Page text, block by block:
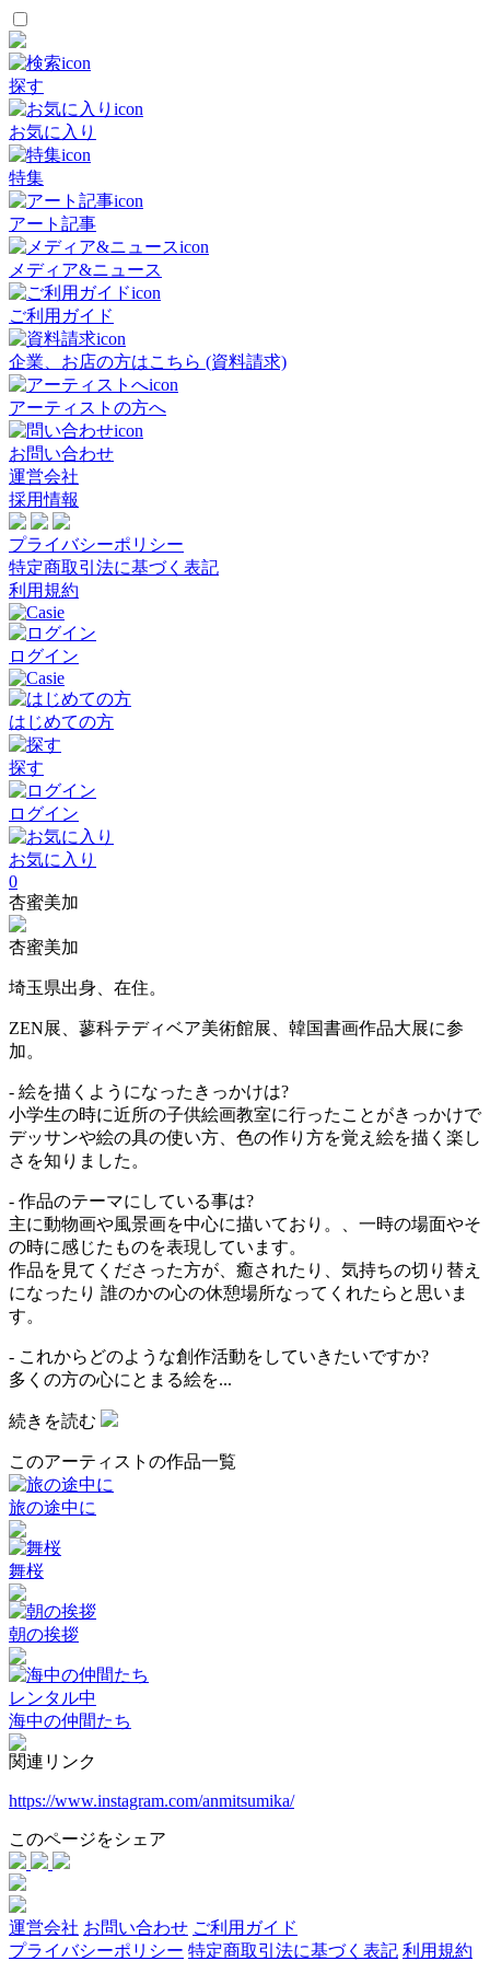
探す
お気に入り
特集
アート記事
メディア&ニュース
ご利用ガイド
企業、お店の方はこちら (資料請求)
アーティストの方へ
お問い合わせ
運営会社
採用情報
プライバシーポリシー
特定商取引法に基づく表記
利用規約
ログイン
はじめての方
探す
ログイン
お気に入り
0
杏蜜美加
杏蜜美加
埼玉県出身、在住。
ZEN展、蓼科テディベア美術館展、韓国書画作品大展に参
加。
- 絵を描くようになったきっかけは?
小学生の時に近所の子供絵画教室に行ったことがきっかけで
デッサンや絵の具の使い方、色の作り方を覚え絵を描く楽し
さを知りました。
- 作品のテーマにしている事は?
主に動物画や風景画を中心に描いており。、一時の場面やそ
の時に感じたものを表現しています。
作品を見てくださった方が、癒されたり、気持ちの切り替え
になったり 誰のかの心の休憩場所なってくれたらと思いま
す。
- これからどのような創作活動をしていきたいですか?
多くの方の心にとまる絵を...
続きを読む
このアーティストの作品一覧
旅の途中に
舞桜
朝の挨拶
レンタル中
海中の仲間たち
関連リンク
https://www.instagram.com/anmitsumika/
このページをシェア
運営会社 お問い合わせ ご利用ガイド
プライバシーポリシー 特定商取引法に基づく表記 利用規約